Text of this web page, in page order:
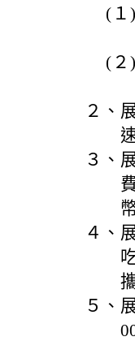
(１)
(２)
２、
３、
４、
５、